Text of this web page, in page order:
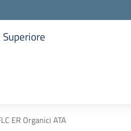
ER Organici ATA